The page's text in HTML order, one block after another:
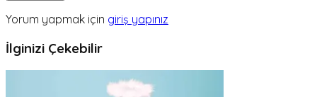
Yorum yapmak için giriş yapınız
İlginizi Çekebilir